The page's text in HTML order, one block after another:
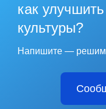
как
культуры?
Напишите —